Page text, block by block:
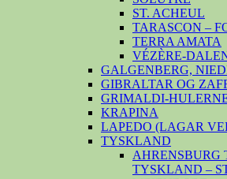
ST. ACHEUL
TARASCON –
TERRA AMATA
VÉZÈRE-
GALGENBERG,
GIBRALTAR OG
GRIMALDI-
KRAPINA
LAPEDO (LAGAR
TYSKLAND
AHRENSBURG
TYSKLAND –